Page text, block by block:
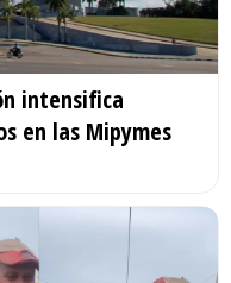
intensifica
en las Mipymes